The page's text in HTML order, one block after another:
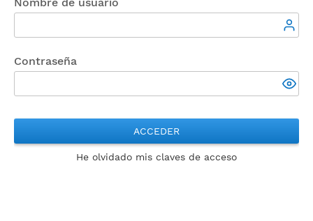
Contraseña
ACCEDER
He olvidado mis claves de acceso